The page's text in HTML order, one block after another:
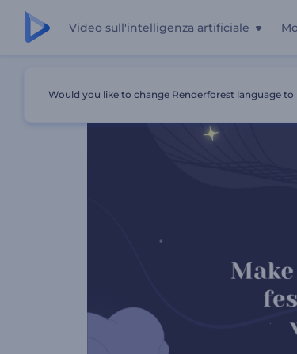
Video sull'intelligenza artificiale
Would you like to change Renderforest language to